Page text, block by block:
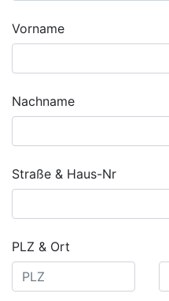
Vorname
Nachname
Straße & Haus-Nr
PLZ & Ort